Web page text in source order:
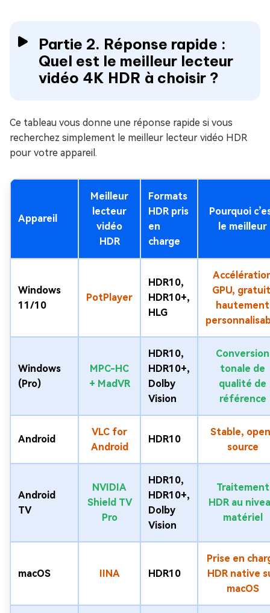
Partie 2. Réponse rapide :
Quel est le meilleur lecteur
vidéo 4K HDR à choisir ?
Ce tableau vous donne une réponse rapide si vous
recherchez simplement le meilleur lecteur vidéo HDR
pour votre appareil.
Appareil
Meilleur
lecteur
vidéo
HDR
Formats
HDR pris
en
charge
Pourquoi
le meilleur
Windows
11/10
PotPlayer
HDR10,
HDR10+,
HLG
GPU,
hautement
Windows
(Pro)
MPC-HC
+ MadVR
HDR10,
HDR10+,
Dolby
Vision
Conversion
tonale de
qualité de
référence
Android
VLC for
Android
HDR10
Stable,
source
Android
TV
NVIDIA
Shield TV
Pro
HDR10,
HDR10+,
Dolby
Vision
Traitement
HDR au
matériel
macOS IINA HDR10
Prise en
HDR native
macOS